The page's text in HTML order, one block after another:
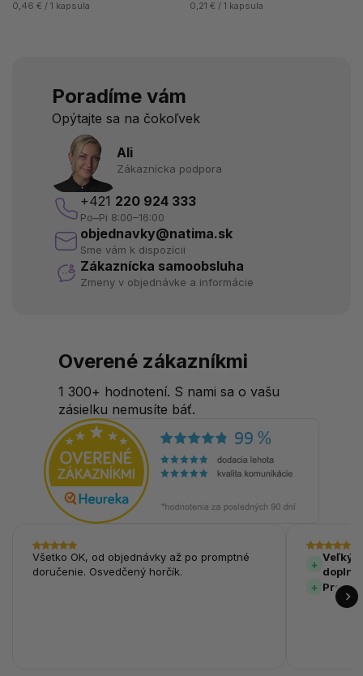
0,46 € / 1 kapsula 0,21 € / 1 kapsula
Poradíme vám
Opýtajte sa na čokoľvek
Ali
Zákaznícka podpora
+421 220 924 333
Po–Pi 8:00–16:00
objednavky@natima.sk
Sme vám k dispozícii
Zákaznícka samoobsluha
Zmeny v objednávke a informácie
Overené zákazníkmi
1 300+ hodnotení. S nami sa o vašu
zásielku nemusíte báť.
Všetko OK, od objednávky až po promptné
doručenie. Osvedčený horčík.
Veľký